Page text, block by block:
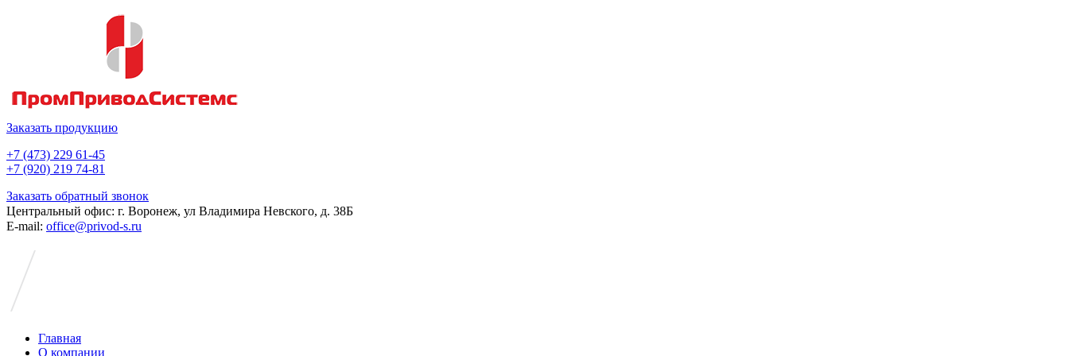
Заказать продукцию
+7 (473) 229 61-45
+7 (920) 219 74-81
Заказать обратный звонок
Центральный офис: г. Воронеж, ул Владимира Невского, д. 38Б
E-mail: office@privod-s.ru
Главная
О компании